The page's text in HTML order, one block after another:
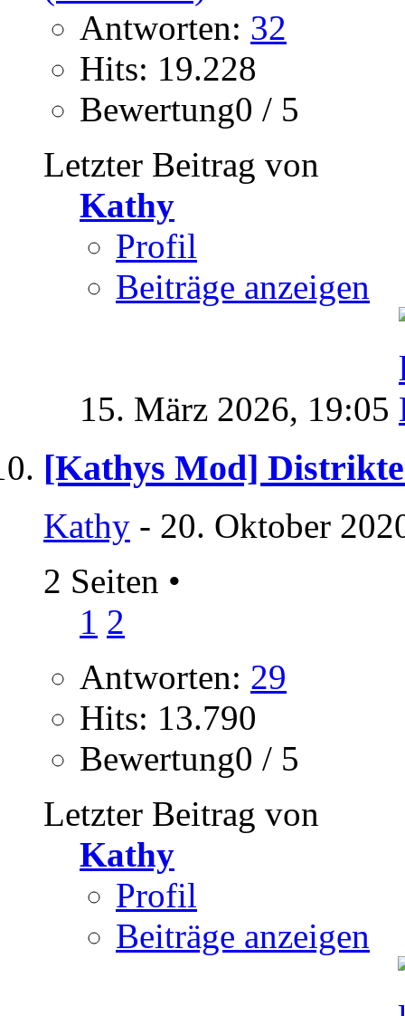
Antworten: 32
Hits: 19.228
Bewertung0 / 5
Letzter Beitrag von
Kathy
Profil
Beiträge anzeigen
15. März 2026, 19:05
[Kathys Mod]
Kathy - 20. Oktober
2 Seiten •
1 2
Antworten: 29
Hits: 13.790
Bewertung0 / 5
Letzter Beitrag von
Kathy
Profil
Beiträge anzeigen